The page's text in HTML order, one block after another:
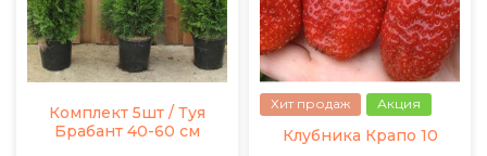
Комплект 5шт / Туя
Брабант 40-60 см
Хит продаж Акция
Клубника Крапо 10